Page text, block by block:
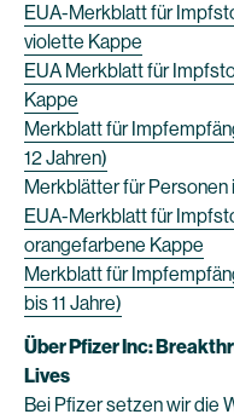
EUA-Merkblatt für
violette Kappe
EUA Merkblatt für
Kappe
Merkblatt für
12 Jahren)
Merkblätter für Personen
EUA-Merkblatt für
orangefarbene Kappe
Merkblatt für
bis 11 Jahre)
Über Pfizer Inc:
Lives
Bei Pfizer setzen wir die